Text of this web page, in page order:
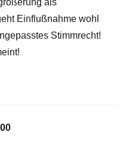
als
Einflußnahme wohl
Stimmrecht!